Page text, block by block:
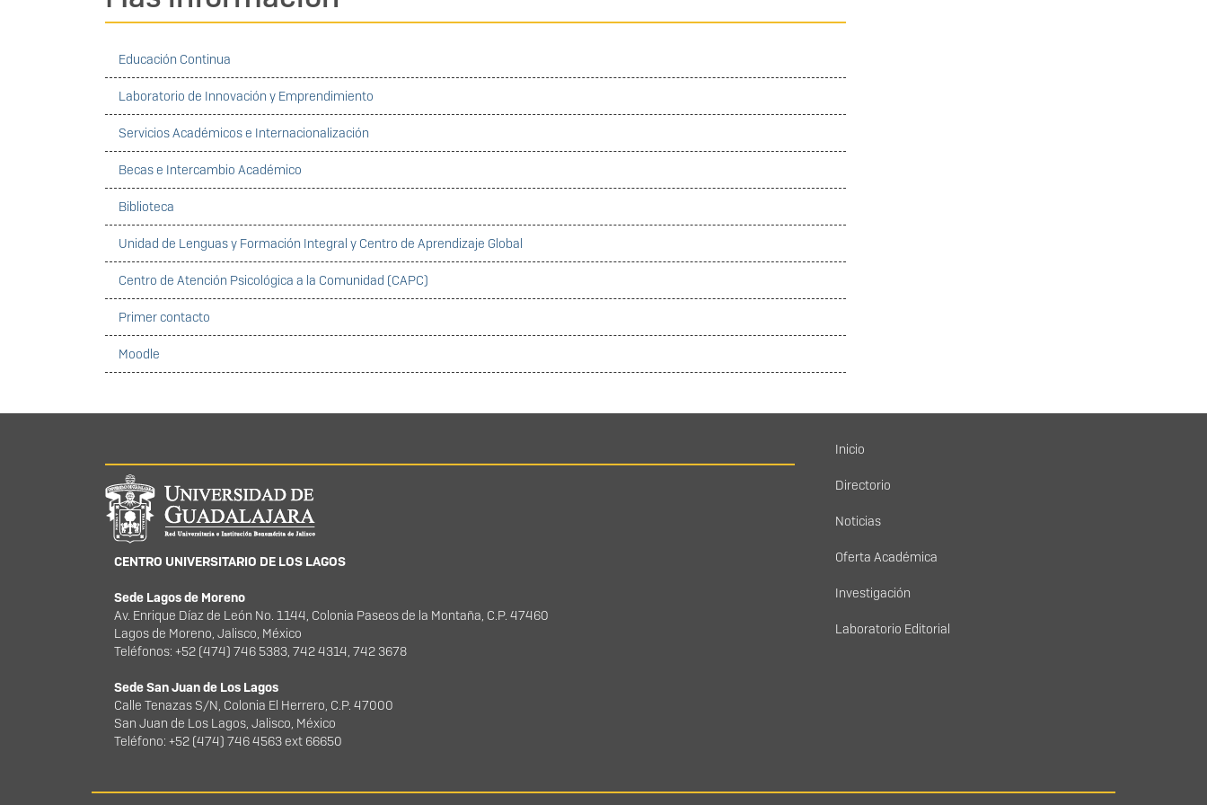
Educación Continua
Laboratorio de Innovación y Emprendimiento
Servicios Académicos e Internacionalización
Becas e Intercambio Académico
Biblioteca
Unidad de Lenguas y Formación Integral y Centro de Aprendizaje Global
Centro de Atención Psicológica a la Comunidad (CAPC)
Primer contacto
Moodle
Información del portal
CENTRO UNIVERSITARIO DE LOS LAGOS
Sede Lagos de Moreno
Av. Enrique Díaz de León No. 1144, Colonia Paseos de la Montaña, C.P. 47460
Lagos de Moreno, Jalisco, México
Teléfonos: +52 (474) 746 5383, 742 4314, 742 3678
Sede San Juan de Los Lagos
Calle Tenazas S/N, Colonia El Herrero, C.P. 47000
San Juan de Los Lagos, Jalisco, México
Teléfono: +52 (474) 746 4563 ext 66650
Menú principal
Inicio
Directorio
Noticias
Oferta Académica
Investigación
Laboratorio Editorial